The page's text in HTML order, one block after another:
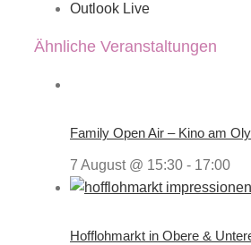
Outlook Live
Ähnliche Veranstaltungen
Family Open Air – Kino am
7 August @ 15:30 - 17:00
Hofflohmarkt in Obere &